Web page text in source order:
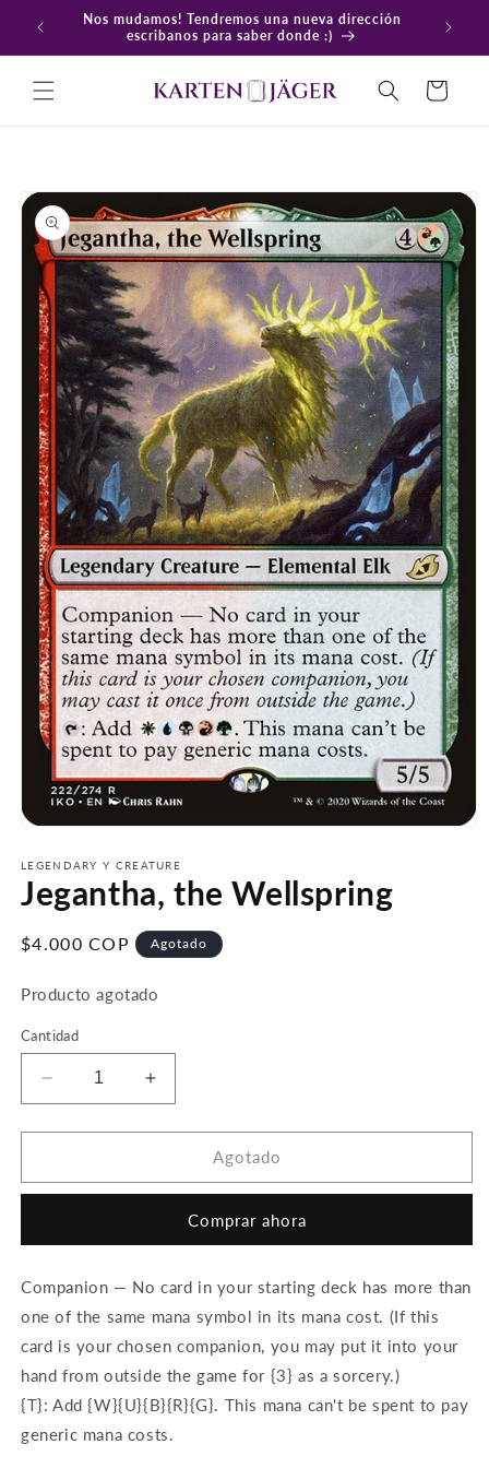
directamenteNos mudamos! Tendremos una nueva dirección
escribanos para saber donde :)
Carrito
directamente
a la
información
del producto
multimedia
1
en
modal
LEGENDARY Y CREATURE
Jegantha, the Wellspring
Precio
$4.000 COP Agotado
Producto agotado
Cantidad
Reducir
cantidad
para
the
Aumentar
cantidad
para
Jegantha,
the
Agotado
Comprar ahora
Companion — No card in your starting deck has more than
one of the same mana symbol in its mana cost. (If this
card is your chosen companion, you may put it into your
hand from outside the game for {3} as a sorcery.)
{T}: Add {W}{U}{B}{R}{G}. This mana can't be spent to pay
generic mana costs.